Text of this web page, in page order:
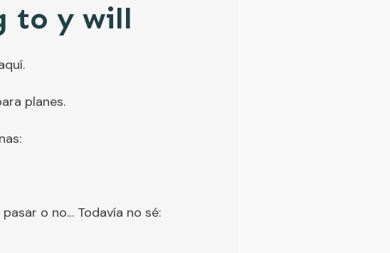
to y will
planes.
o no… Todavía no sé: